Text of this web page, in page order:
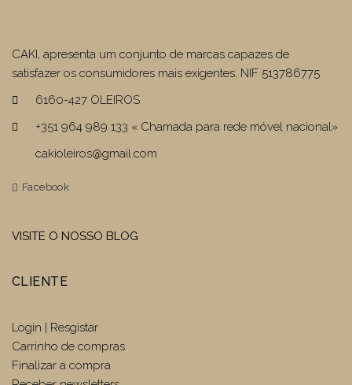
CAKI, apresenta um conjunto de marcas capazes de
satisfazer os consumidores mais exigentes. NIF 513786775
6160-427 OLEIROS
+351 964 989 133 « Chamada para rede móvel nacional»
cakioleiros@gmail.com
Facebook
VISITE O NOSSO BLOG
CLIENTE
Login | Resgistar
Carrinho de compras
Finalizar a compra